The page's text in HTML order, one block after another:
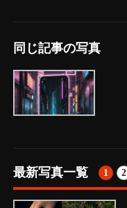
同じ記事の写真
最新写真一覧 1 2